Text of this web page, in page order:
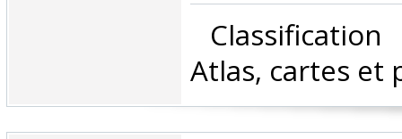
Atlas, cartes et